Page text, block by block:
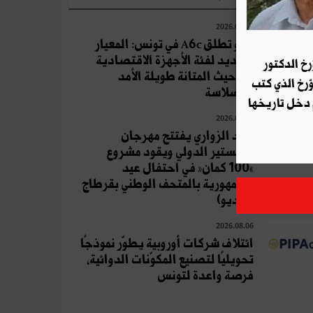
2026.08.04
أوبو تطلق A6c في تونس: المعيار
الجديد لفئة الأجهزة الاقتصادية
من حيث المتانة طويلة الأمد
والسلاسة
2026.07.19
زياد الزواري يفتتح مهرجان
المنستير الدولي ويقود مشروع
«100 كمان» في احتفال عيد
الجمهورية بالمتحف الوطني بقرطاج
(فيديو)
2026.08.06
ائتلاف شركات أوروبية يطوّر نموذجًا
تحويليًا لتصنيع المكوّنات الدوائية،
فرصة واعدة لتونس
الدكتور
الذي كتب
دخل تاريخها